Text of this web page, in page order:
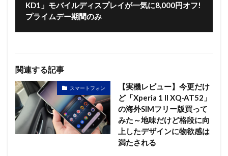
KD1」モバイルディスプレイが一気に8,000円オフ!
プライムデー期間のみ
関連する記事
スマートフォン
【実機レビュー】今更だけ
ど「Xperia 1 II XQ-AT52」
の海外SIMフリー版買って
みた～地味だけど格段に向
上したデザインに物欲感は
満たされる